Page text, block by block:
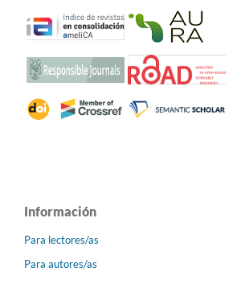
Información
Para lectores/as
Para autores/as